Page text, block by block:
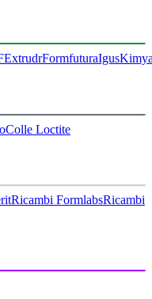
ExtrudrFormfuturaIgus
Colle Loctite
Ricambi FormlabsRicambi